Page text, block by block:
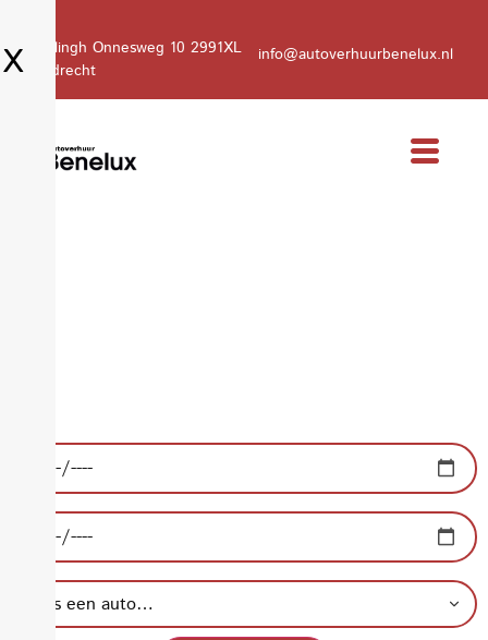
Kamerlingh Onnesweg 10 2991XL
Barendrecht
info@autoverhuurbenelux.nl
X
Retourdatum:
Type auto: